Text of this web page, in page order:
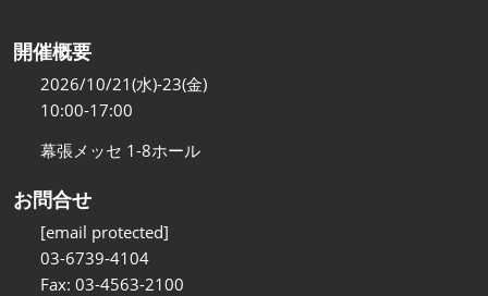
開催概要
2026/10/21(水)-23(金)
10:00-17:00
幕張メッセ 1-8ホール
お問合せ
[email protected]
03-6739-4104
Fax: 03-4563-2100